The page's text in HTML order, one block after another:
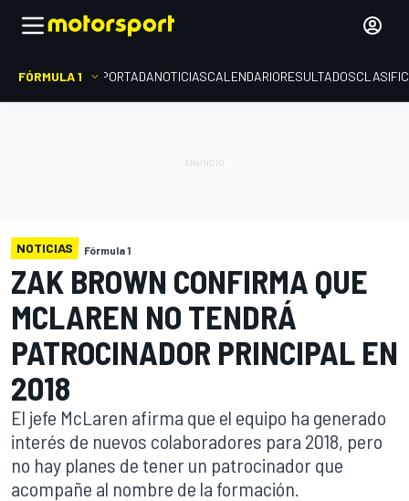
FÓRMULA 1 PORTADANOTICIASCALENDARIORESULTADOS
NOTICIAS Fórmula 1
ZAK BROWN CONFIRMA QUE
MCLAREN NO TENDRÁ
PATROCINADOR PRINCIPAL EN
2018
El jefe McLaren afirma que el equipo ha generado
interés de nuevos colaboradores para 2018, pero
no hay planes de tener un patrocinador que
acompañe al nombre de la formación.